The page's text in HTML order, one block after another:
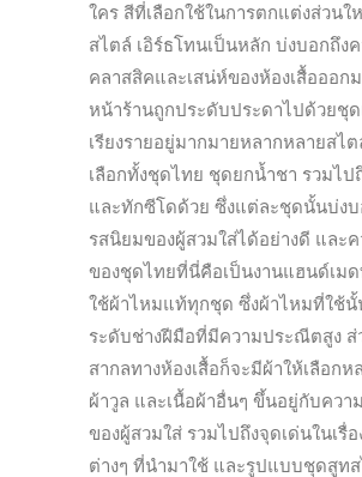
ใคร สีที่เลือกใช้ในการตกแต่งส่วนใ
สไตล์ เอิร์ธโทนเป็นหลัก บ่งบอกถึง
คลาสสิคและเสน่ห์ของห้องเสื้อออก
หน้าร้านถูกประดับประดาไปด้วยชุด
เรียงรายอยู่มากมายหลากหลายสไ
เลือกทั้งชุดไทย ชุดยกน้ำชา รวมไป
และทักซีโดด้วย ซึ่งแต่ละชุดนั้นบ่งบ
รสนิยมของผู้สวมใส่ได้อย่างดี และ
ของชุดไทยที่นี่คือเป็นงานแฮนด์เม
ใช้ผ้าไหมแท้ทุกชุด ซึ่งผ้าไหมที่ใช้นั้
ระดับช่างฝีมือที่มีความประณีตสูง
สากลทางห้องเสื้อก็จะมีผ้าให้เลือก
ผ้าวูล และเนื้อผ้าอื่นๆ ขึ้นอยู่กับควา
ของผู้สวมใส่ รวมไปถึงจุดเด่นในเรื่
ต่างๆ ที่นำมาใช้ และรูปแบบชุดสูท